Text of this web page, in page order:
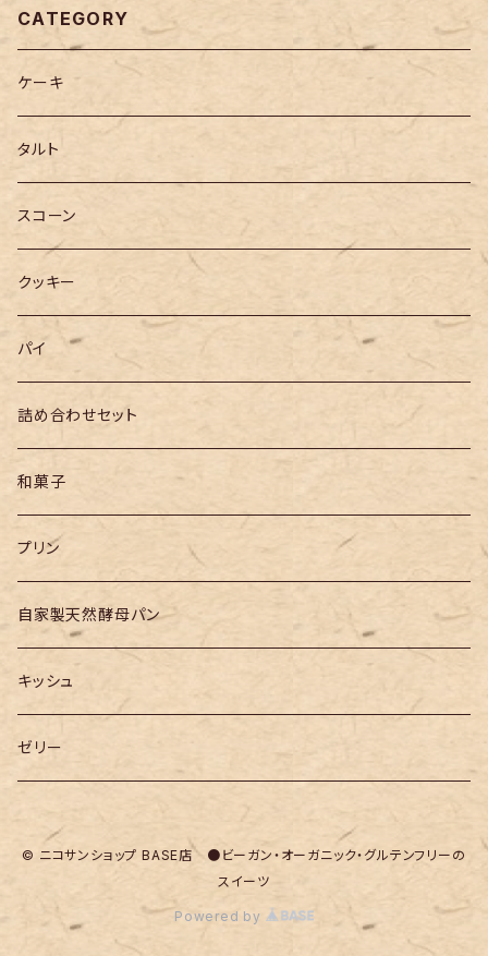
CATEGORY
ケーキ
タルト
スコーン
クッキー
パイ
詰め合わせセット
和菓子
プリン
自家製天然酵母パン
キッシュ
ゼリー
© ニコサンショップ BASE店 ●ビーガン・オーガニック・グルテンフリーの
スイーツ
Powered by